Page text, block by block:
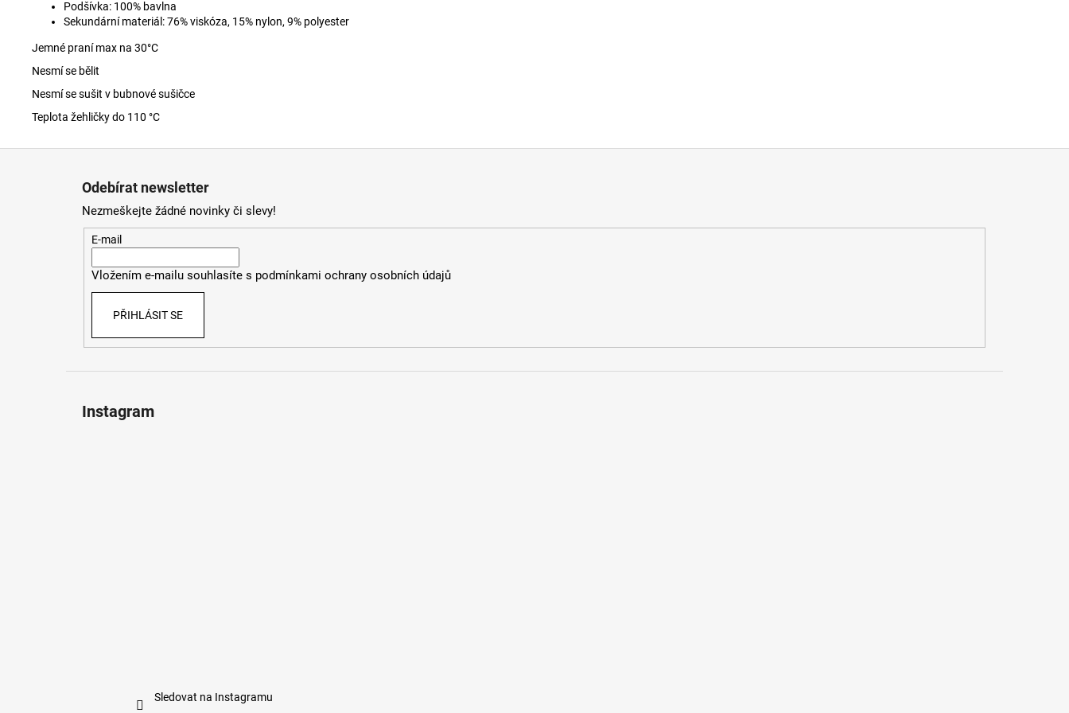
Podšívka: 100% bavlna
Sekundární materiál: 76% viskóza, 15% nylon, 9% polyester
Jemné praní max na 30°C
Nesmí se bělit
Nesmí se sušit v bubnové sušičce
Teplota žehličky do 110 °C
Odebírat newsletter
Nezmeškejte žádné novinky či slevy!
E-mail
Vložením e-mailu souhlasíte s podmínkami ochrany osobních údajů
PŘIHLÁSIT SE
Instagram
Sledovat na Instagramu